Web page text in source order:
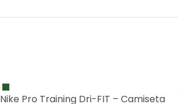
Nike Pro Training Dri-FIT – Camiseta